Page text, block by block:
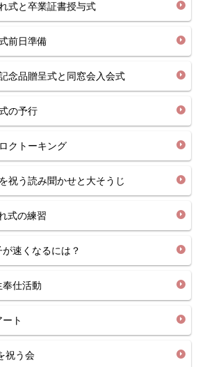
式と卒業証書授与式
前日準備
念品贈呈式と同窓会入会式
の予行
クトーキング
う読み聞かせと大そうじ
式の練習
速くなるには？
仕活動
ト
祝う会